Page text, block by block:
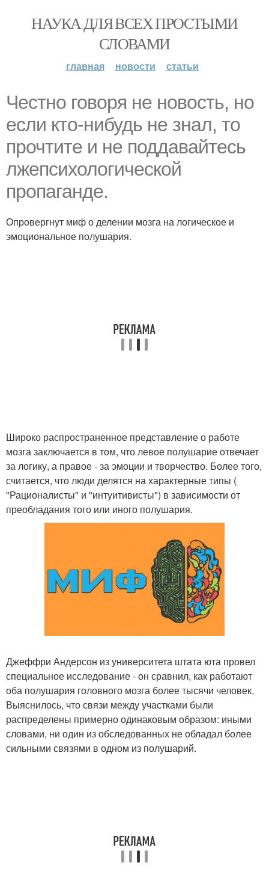
НАУКА ДЛЯ ВСЕХ ПРОСТЫМИ
СЛОВАМИ
главная новости статьи
Честно говоря не новость, но
если кто-нибудь не знал, то
прочтите и не поддавайтесь
лжепсихологической
пропаганде.
Опровергнут миф о делении мозга на логическое и
эмоциональное полушария.
Широко распространенное представление о работе
мозга заключается в том, что левое полушарие отвечает
за логику, а правое - за эмоции и творчество. Более того,
считается, что люди делятся на характерные типы (
"Рационалисты" и "интуитивисты") в зависимости от
преобладания того или иного полушария.
Джеффри Андерсон из университета штата юта провел
специальное исследование - он сравнил, как работают
оба полушария головного мозга более тысячи человек.
Выяснилось, что связи между участками были
распределены примерно одинаковым образом: иными
словами, ни один из обследованных не обладал более
сильными связями в одном из полушарий.